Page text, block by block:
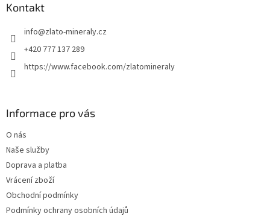
Kontakt
info@zlato-mineraly.cz
+420 777 137 289
https://www.facebook.com/zlatomineraly
Informace pro vás
O nás
Naše služby
Doprava a platba
Vrácení zboží
Obchodní podmínky
Podmínky ochrany osobních údajů